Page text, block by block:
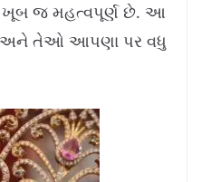
ખૂબ જ મહત્વપૂર્ણ છે. આ
અને તેઓ આપણા પર વધુ